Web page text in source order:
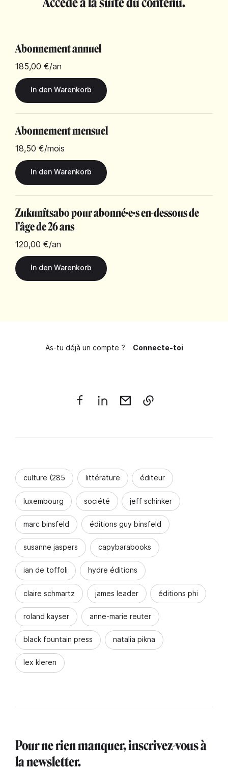
Abonnement annuel
185,00 €/an
Abonnement mensuel
18,50 €/mois
Zukunftsabo pour abonné·e·s en-dessous de
l'âge de 26 ans
120,00 €/an
As-tu déjà un compte ? Connecte-toi
culture (285 littérature éditeur
luxembourg société jeff schinker
marc binsfeld éditions guy binsfeld
susanne jaspers capybarabooks
ian de toffoli hydre éditions
claire schmartz james leader éditions phi
roland kayser anne-marie reuter
black fountain press natalia pikna
lex kleren
Pour ne rien manquer, inscrivez-vous à
la newsletter.